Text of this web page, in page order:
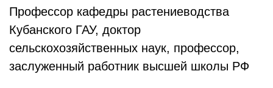
Профессор кафедры растениеводства
Кубанского ГАУ, доктор
сельскохозяйственных наук, профессор,
заслуженный работник высшей школы РФ